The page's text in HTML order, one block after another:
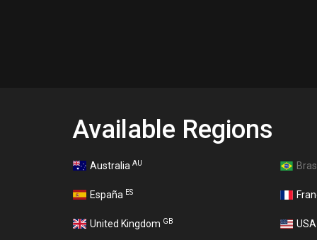
Available Regions
Australia AU
España ES
United Kingdom GB USA